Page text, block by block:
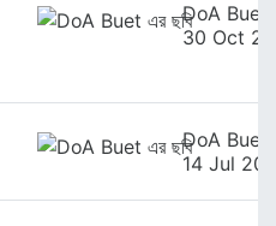
DoA Buet
30 Oct
DoA Buet
14 Jul